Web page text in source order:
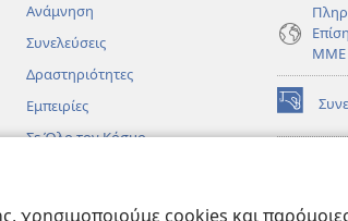
cookies και
Ανάμνηση
Συνελεύσεις
Δραστηριότητες
Εμπειρίες
Σε Όλο τον Κόσμο
ΜΜΕ
(ανοίγει
νέο
νέο